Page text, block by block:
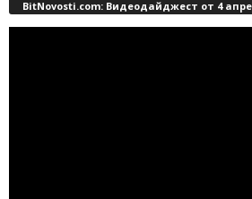
BitNovosti.com: Видеодайджест от 4